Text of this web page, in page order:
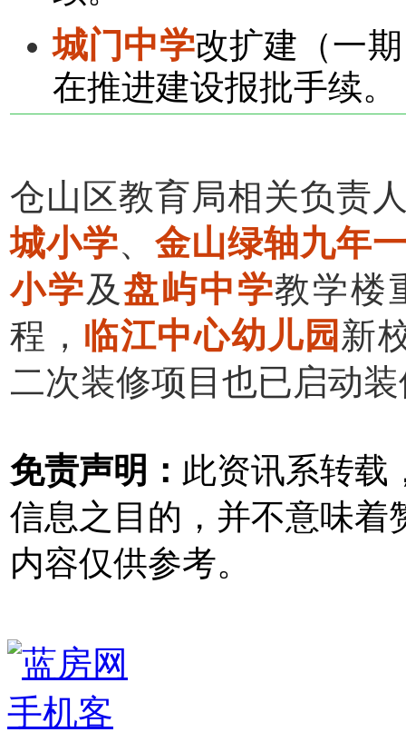
城门中学改扩建（一
在推进建设报批手续。
仓山区教育局相关负责
城小学、 金山绿轴九年
小学及盘屿中学教学楼
程， 临江中心幼儿园 新
二次装修项目也已启动
免责声明： 此资讯系转载
信息之目的，并不意味着
内容仅供参考。